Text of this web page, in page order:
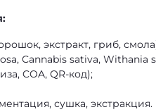
экстракт, гриб,
Cannabis sativa, Withania
COA, QR-код);
сушка, экстракция.